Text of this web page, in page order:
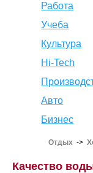
Работа
Учеба
Культура
Hi-Tech
Авто
Бизнес
Отдых ->
Качество